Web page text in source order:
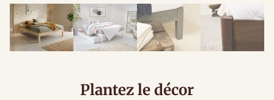
Plantez le décor